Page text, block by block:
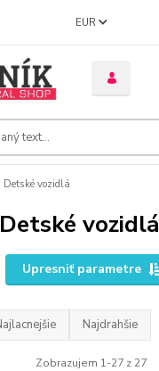
EUR
Detské vozidlá
vozidlá
Upresniť parametre
Najdrahšie
Zobrazujem 1-27 z 27